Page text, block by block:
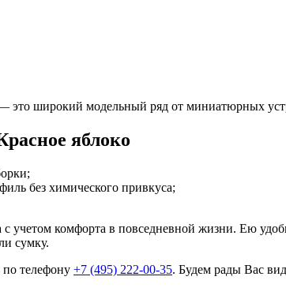
широкий модельный ряд от миниатюрных
яблоко
без химического привкуса;
с учетом комфорта в повседневной жизни. Ею
сумку.
телефону +7 (495) 222-00-35. Будем рады Вас